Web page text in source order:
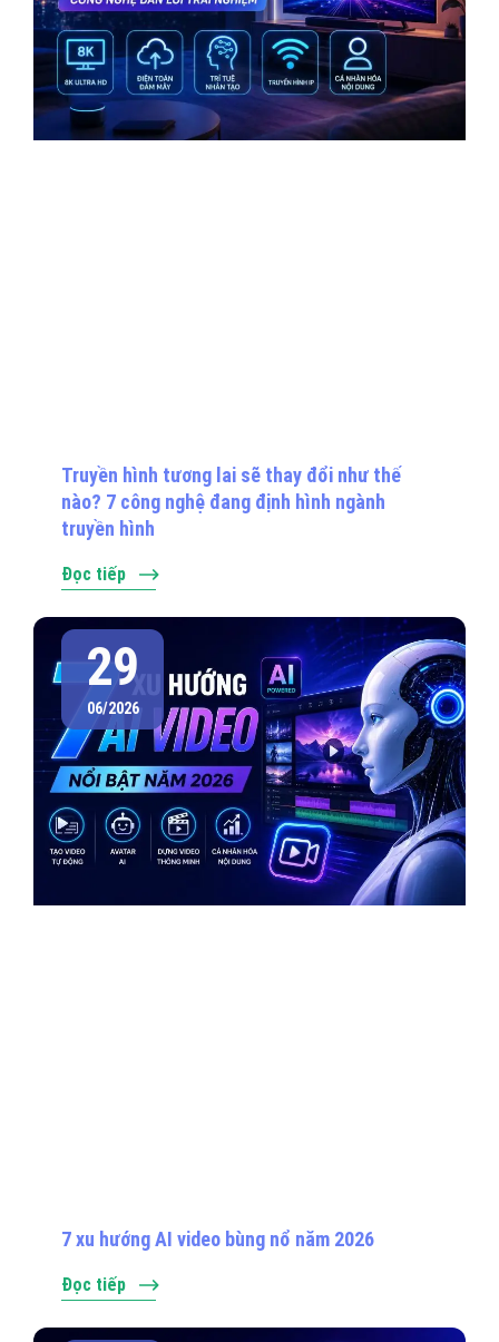
Truyền hình tương lai sẽ thay đổi như thế
nào? 7 công nghệ đang định hình ngành
truyền hình
Đọc tiếp
7 xu hướng AI video bùng nổ năm 2026
29
06/2026
Đọc tiếp